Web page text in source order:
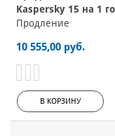
Kaspersky 15 на 1
Продление
10 555,00 руб.
В КОРЗИНУ